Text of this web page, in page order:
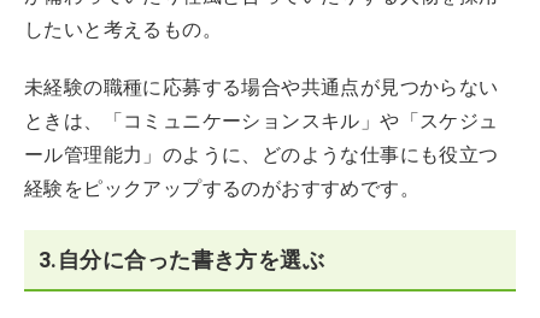
したいと考えるもの。
未経験の職種に応募する場合や共通点が見つからない
ときは、「コミュニケーションスキル」や「スケジュ
ール管理能力」のように、どのような仕事にも役立つ
経験をピックアップするのがおすすめです。
3.自分に合った書き方を選ぶ